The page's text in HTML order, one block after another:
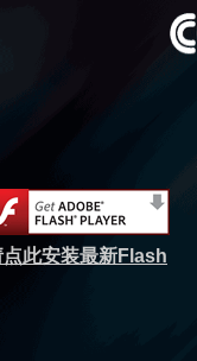
点此安装最新Flash